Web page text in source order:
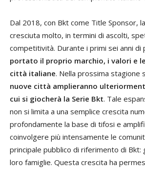
Dal 2018, con Bkt come Title Sponsor,
cresciuta molto, in termini di ascolti,
competitività. Durante i primi sei anni di
portato il proprio marchio, i valori e
città italiane. Nella prossima stagione
nuove città amplieranno
cui si giocherà la Serie Bkt. Tale
non si limita a una semplice crescita
profondamente la base di tifosi e
coinvolgere più intensamente le
principale pubblico di riferimento di Bkt:
loro famiglie. Questa crescita ha